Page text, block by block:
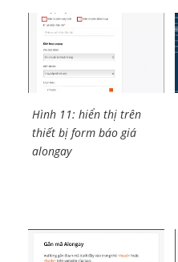
Hình 11: hiển thị trên
thiết bị form báo giá
alongay